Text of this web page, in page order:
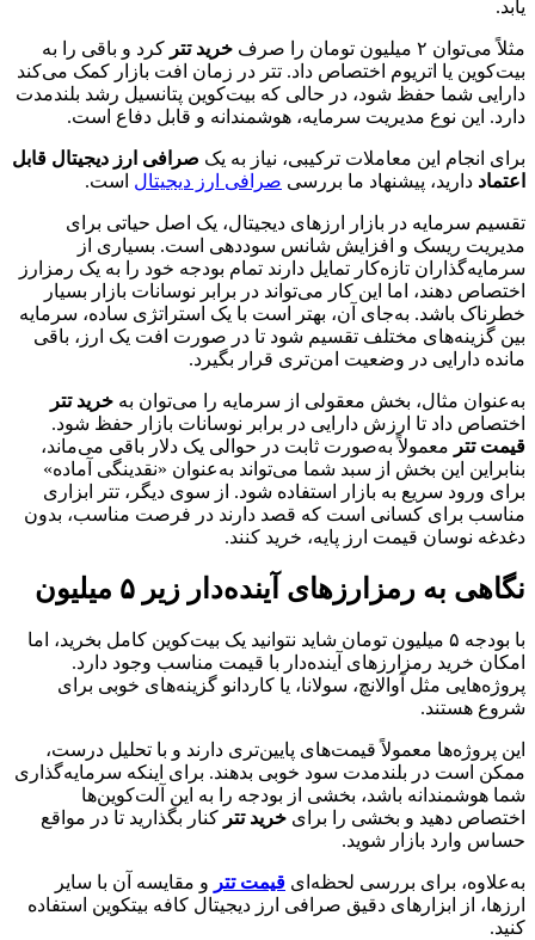
یابد.
مثلاً می‌توان ۲ میلیون تومان را صرف خرید تتر کرد و باقی را به
بیت‌کوین یا اتریوم اختصاص داد. تتر در زمان افت بازار کمک می‌کند
دارایی شما حفظ شود، در حالی که بیت‌کوین پتانسیل رشد بلندمدت
دارد. این نوع مدیریت سرمایه، هوشمندانه و قابل دفاع است.
برای انجام این معاملات ترکیبی، نیاز به یک صرافی ارز دیجیتال قابل
اعتماد دارید، پیشنهاد ما بررسی صرافی ارز دیجیتال است.
تقسیم سرمایه در بازار ارزهای دیجیتال، یک اصل حیاتی برای
مدیریت ریسک و افزایش شانس سوددهی است. بسیاری از
سرمایه‌گذاران تازه‌کار تمایل دارند تمام بودجه خود را به یک رمزارز
اختصاص دهند، اما این کار می‌تواند در برابر نوسانات بازار بسیار
خطرناک باشد. به‌جای آن، بهتر است با یک استراتژی ساده، سرمایه
بین گزینه‌های مختلف تقسیم شود تا در صورت افت یک ارز، باقی
مانده دارایی در وضعیت امن‌تری قرار بگیرد.
به‌عنوان مثال، بخش معقولی از سرمایه را می‌توان به خرید تتر
اختصاص داد تا ارزش دارایی در برابر نوسانات بازار حفظ شود.
قیمت تتر معمولاً به‌صورت ثابت در حوالی یک دلار باقی می‌ماند،
بنابراین این بخش از سبد شما می‌تواند به‌عنوان «نقدینگی آماده»
برای ورود سریع به بازار استفاده شود. از سوی دیگر، تتر ابزاری
مناسب برای کسانی است که قصد دارند در فرصت مناسب، بدون
دغدغه نوسان قیمت ارز پایه، خرید کنند.
نگاهی به رمزارزهای آینده‌دار زیر ۵ میلیون
با بودجه ۵ میلیون تومان شاید نتوانید یک بیت‌کوین کامل بخرید، اما
امکان خرید رمزارزهای آینده‌دار با قیمت مناسب وجود دارد.
پروژه‌هایی مثل آوالانچ، سولانا، یا کاردانو گزینه‌های خوبی برای
شروع هستند.
این پروژه‌ها معمولاً قیمت‌های پایین‌تری دارند و با تحلیل درست،
ممکن است در بلندمدت سود خوبی بدهند. برای اینکه سرمایه‌گذاری
شما هوشمندانه باشد، بخشی از بودجه را به این آلت‌کوین‌ها
اختصاص دهید و بخشی را برای خرید تتر کنار بگذارید تا در مواقع
حساس وارد بازار شوید.
به‌علاوه، برای بررسی لحظه‌ای قیمت تتر و مقایسه آن با سایر
ارزها، از ابزارهای دقیق صرافی ارز دیجیتال کافه بیتکوین استفاده
کنید.